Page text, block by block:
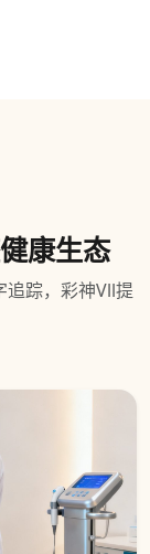
康生态
追踪，彩神Vll提